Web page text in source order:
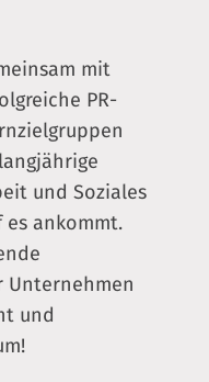
mit
PR-
und Soziales
es ankommt.
Unternehmen
und